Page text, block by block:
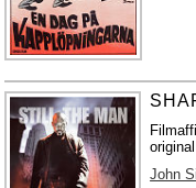
original
John